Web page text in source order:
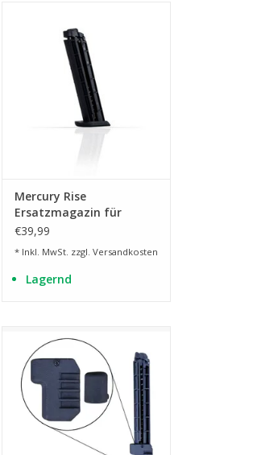
ZUM WARENKORB HINZUFÜGEN
Mercury Rise
Ersatzmagazin für
IntruBuster Gen.2 RAM
€39,99
* Inkl. MwSt. zzgl. Versandkosten
Lagernd
Magazinerweiterung
ZUM WARENKORB HINZUFÜGEN